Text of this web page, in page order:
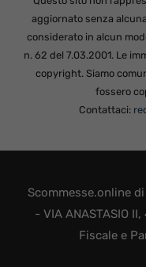
aggiornato senza
considerato in alcun
n. 62 del 7.03.2001. Le
copyright. Siamo
fossero
Contattaci:
Scommesse.online
- VIA ANASTASIO
Fiscale e